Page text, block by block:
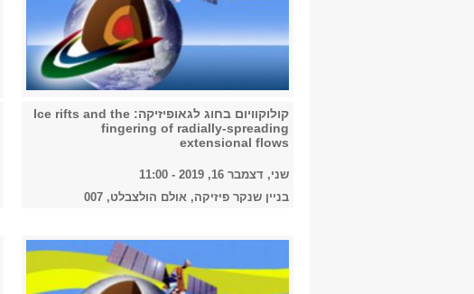
קולוקוויום בחוג לגאופיזיקה: Ice rifts and the
fingering of radially-spreading
extensional flows
שני, דצמבר 16, 2019 - 11:00
בניין שנקר פיזיקה, אולם הולצבלט, 007